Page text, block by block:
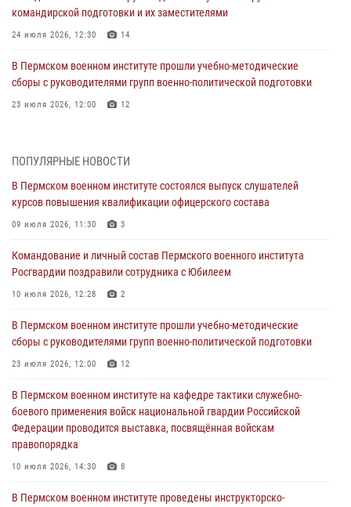
командирской подготовки и их заместителями
24 июля 2026, 12:30 14
В Пермском военном институте прошли учебно-методические
сборы с руководителями групп военно-политической подготовки
23 июля 2026, 12:00 12
Федерации проводится выставка, посвящённая войскам
правопорядка
10 июля 2026, 14:30 8
Росгвардии поздравили сотрудника с Юбилеем
10 июля 2026, 12:28 2
курсов повышения квалификации офицерского состава
09 июля 2026, 11:30 3
по набору абитуриентов из числа граждан, прошедших и не
проходивших военную службу
08 июля 2026, 09:36 2
Военнослужащие Пермского военного института приняли участие в
боксу
ПОПУЛЯРНЫЕ НОВОСТИ
В Пермском военном институте состоялся выпуск слушателей
курсов повышения квалификации офицерского состава
09 июля 2026, 11:30 3
Командование и личный состав Пермского военного института
Росгвардии поздравили сотрудника с Юбилеем
10 июля 2026, 12:28 2
В Пермском военном институте прошли учебно-методические
сборы с руководителями групп военно-политической подготовки
23 июля 2026, 12:00 12
В Пермском военном институте на кафедре тактики служебно-
боевого применения войск национальной гвардии Российской
Федерации проводится выставка, посвящённая войскам
правопорядка
10 июля 2026, 14:30 8
В Пермском военном институте проведены инструкторско-